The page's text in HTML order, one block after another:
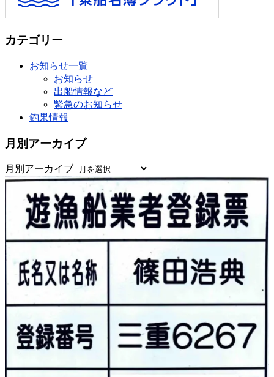
カテゴリー
お知らせ一覧
お知らせ
出船情報など
緊急のお知らせ
釣果情報
月別アーカイブ
月別アーカイブ